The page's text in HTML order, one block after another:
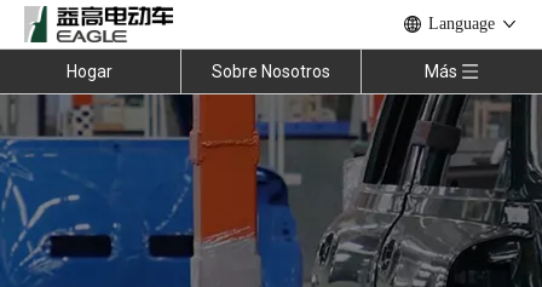
Language
Hogar Sobre Nosotros Más